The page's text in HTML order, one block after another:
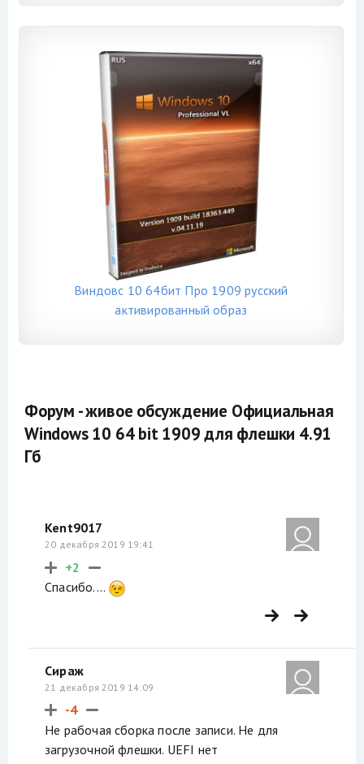
Виндовс 10 64бит Про 1909 русский
активированный образ
Форум - живое обсуждение Официальная
Windows 10 64 bit 1909 для флешки 4.91
Гб
Kent9017
20 декабря 2019 19:41
+2
Спасибо....
Сираж
21 декабря 2019 14:09
-4
Не рабочая сборка после записи. Не для
загрузочной флешки. UEFI нет